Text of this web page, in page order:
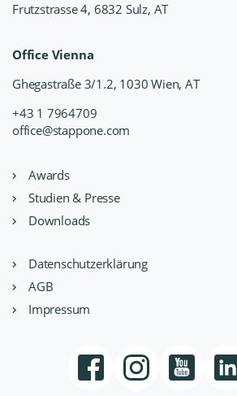
Frutzstrasse 4, 6832 Sulz, AT
Office Vienna
Ghegastraße 3/1.2, 1030 Wien, AT
+43 1 7964709
office@stappone.com
Awards
Studien & Presse
Downloads
Datenschutzerklärung
AGB
Impressum